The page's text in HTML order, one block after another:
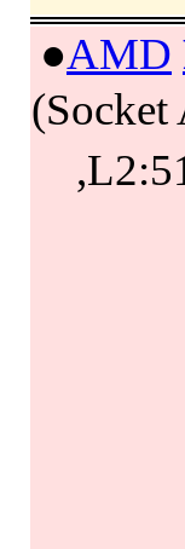
●AMD